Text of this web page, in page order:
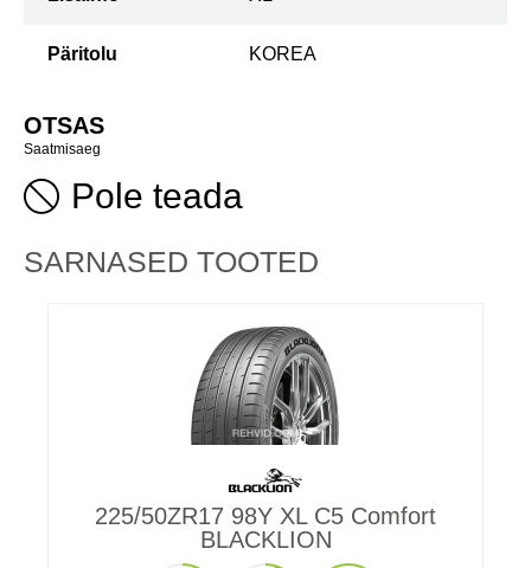
Päritolu KOREA
OTSAS
Saatmisaeg
Pole teada
SARNASED TOOTED
225/50ZR17 98Y XL C5 Comfort
BLACKLION